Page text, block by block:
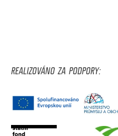
REALIZOVÁNO ZA PODPORY: